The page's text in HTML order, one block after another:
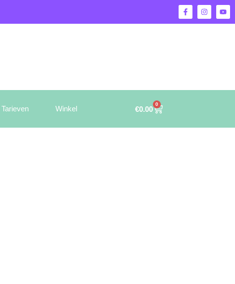
Tarieven Winkel €0.00
0